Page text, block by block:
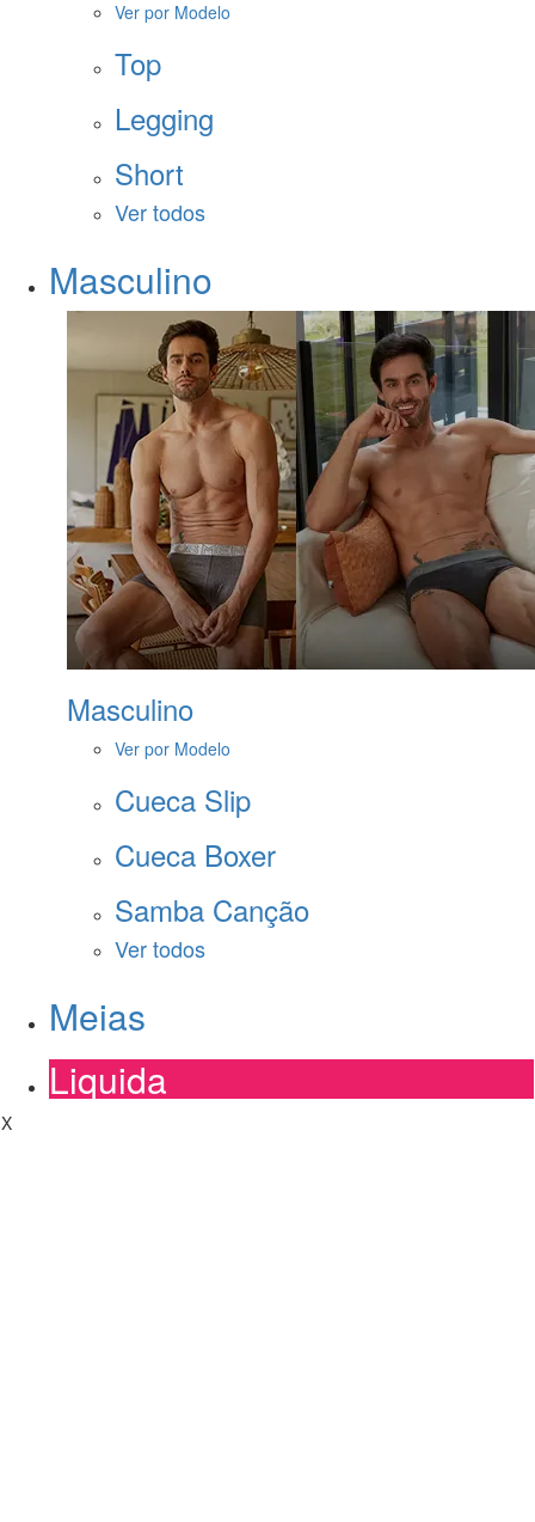
Ver por Modelo
Top
Legging
Short
Ver todos
Masculino
Masculino
Ver por Modelo
Cueca Slip
Cueca Boxer
Samba Canção
Ver todos
Meias
Liquida
X